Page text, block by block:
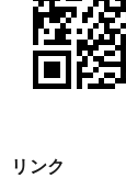
リンク